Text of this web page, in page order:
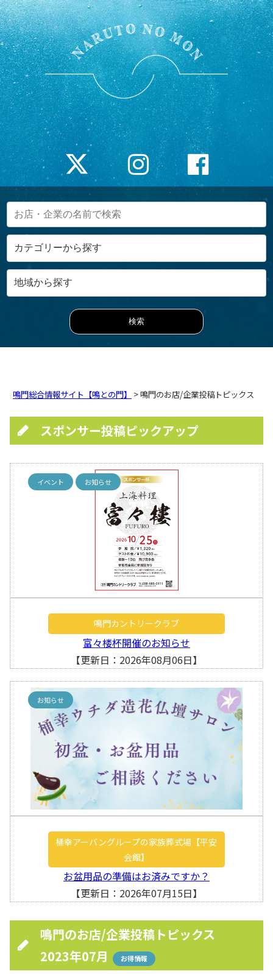
鳴門総合情報サイト【鳴との門】 > 鳴門のお店/企業投稿トピックス
スポンサー投稿ピックアップ
イベント お知らせ
鳴門カントリークラブ
富々楼杯開催のお知らせ
【更新日：2026年08月06日】
お知らせ
桶幸アーバングループの家族葬式場【平安
会館】
お盆用品の準備はお済みですか？
【更新日：2026年07月15日】
鳴門のお店/企業投稿トピックス
2023年07月
お得情報